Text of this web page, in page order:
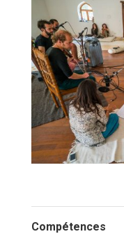
Compétences